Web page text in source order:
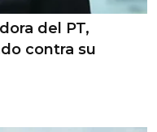
del PT,
contra su